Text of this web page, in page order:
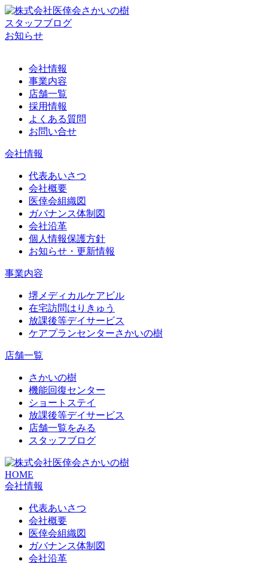
スタッフブログ
お知らせ
会社情報
事業内容
店舗一覧
採用情報
よくある質問
お問い合せ
会社情報
代表あいさつ
会社概要
医倖会組織図
ガバナンス体制図
会社沿革
個人情報保護方針
お知らせ・更新情報
事業内容
堺メディカルケアビル
在宅訪問はりきゅう
放課後等デイサービス
ケアプランセンターさかいの樹
店舗一覧
さかいの樹
機能回復センター
ショートステイ
放課後等デイサービス
店舗一覧をみる
スタッフブログ
HOME
会社情報
代表あいさつ
会社概要
医倖会組織図
ガバナンス体制図
会社沿革